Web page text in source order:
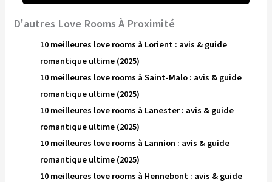
D'autres Love Rooms À Proximité
10 meilleures love rooms à Lorient : avis & guide
romantique ultime (2025)
10 meilleures love rooms à Saint-Malo : avis & guide
romantique ultime (2025)
10 meilleures love rooms à Lanester : avis & guide
romantique ultime (2025)
10 meilleures love rooms à Lannion : avis & guide
romantique ultime (2025)
10 meilleures love rooms à Hennebont : avis & guide